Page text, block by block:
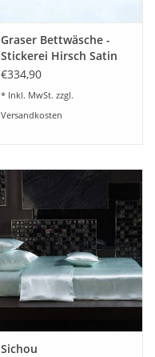
Graser Bettwäsche -
Stickerei Hirsch Satin
weiß
€334,90
* Inkl. MwSt. zzgl.
Versandkosten
Sichou